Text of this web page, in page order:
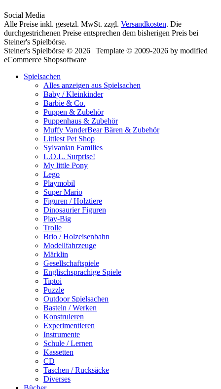
Social Media
Alle Preise inkl. gesetzl. MwSt. zzgl. Versandkosten. Die
durchgestrichenen Preise entsprechen dem bisherigen Preis bei
Steiner's Spielbörse.
Steiner's Spielbörse © 2026 | Template © 2009-2026 by modified
eCommerce Shopsoftware
Spielsachen
Alles anzeigen aus Spielsachen
Baby / Kleinkinder
Barbie & Co.
Puppen & Zubehör
Puppenhaus & Zubehör
Muffy VanderBear Bären & Zubehör
Littlest Pet Shop
Sylvanian Families
L.O.L. Surprise!
My little Pony
Lego
Playmobil
Super Mario
Figuren / Holztiere
Dinosaurier Figuren
Play-Big
Trolle
Brio / Holzeisenbahn
Modellfahrzeuge
Märklin
Gesellschaftspiele
Englischsprachige Spiele
Tiptoi
Puzzle
Outdoor Spielsachen
Basteln / Werken
Konstruieren
Experimentieren
Instrumente
Schule / Lernen
Kassetten
CD
Taschen / Rucksäcke
Diverses